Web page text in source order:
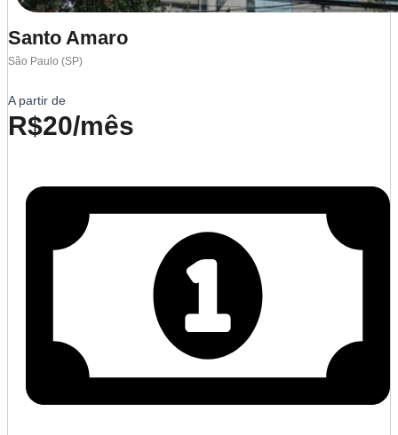
Santo Amaro
São Paulo (SP)
A partir de
R$20/mês